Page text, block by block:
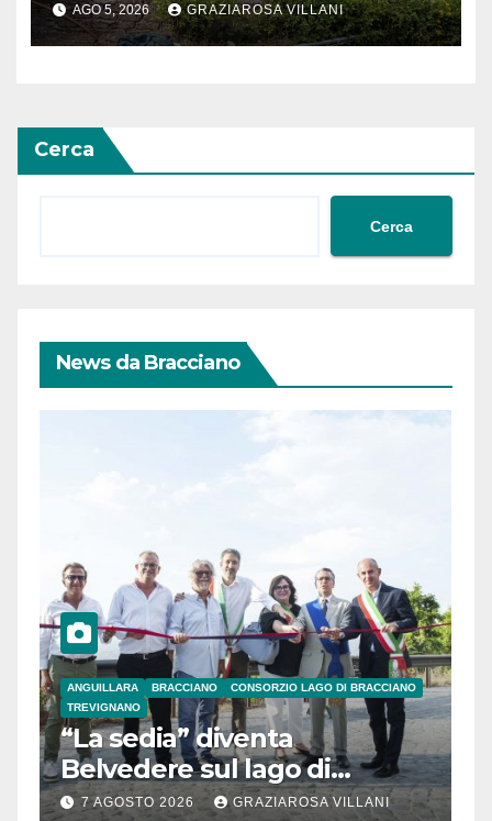
AGO 5, 2026 GRAZIAROSA VILLANI
Cerca
Cerca
News da Bracciano
ANGUILLARA BRACCIANO
CONSORZIO LAGO DI BRACCIANO
TREVIGNANO
“La sedia” diventa
Belvedere sul lago di
Bracciano: ieri
7 AGOSTO 2026 GRAZIAROSA VILLANI